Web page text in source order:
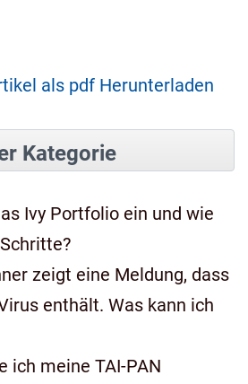
als pdf Herunterladen
Kategorie
Ivy Portfolio ein und wie
zeigt eine Meldung, dass
enthält. Was kann ich
ich meine TAI-PAN